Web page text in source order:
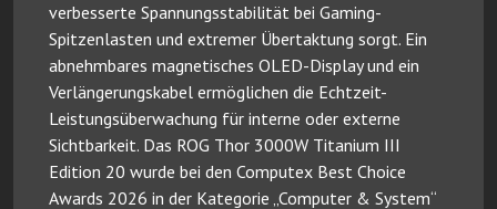
verbesserte Spannungsstabilität bei Gaming-
Spitzenlasten und extremer Übertaktung sorgt. Ein
abnehmbares magnetisches OLED-Display und ein
Verlängerungskabel ermöglichen die Echtzeit-
Leistungsüberwachung für interne oder externe
Sichtbarkeit. Das ROG Thor 3000W Titanium III
Edition 20 wurde bei den Computex Best Choice
Awards 2026 in der Kategorie „Computer & System“